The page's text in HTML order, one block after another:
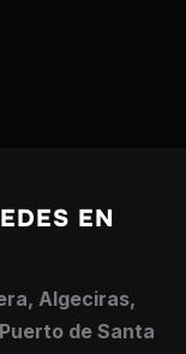
EN
Algeciras,
de Santa